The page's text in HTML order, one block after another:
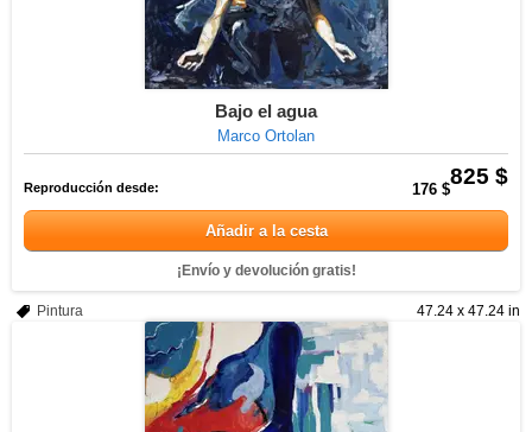
Bajo el agua
Marco Ortolan
825 $
Reproducción desde: 176 $
Añadir a la cesta
¡Envío y devolución gratis!
47.24 x 47.24 in
Pintura